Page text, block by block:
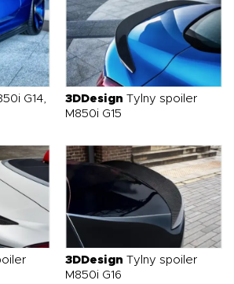
G14,
3DDesign Tylny spoiler
M850i G15
3DDesign Tylny spoiler
M850i G16